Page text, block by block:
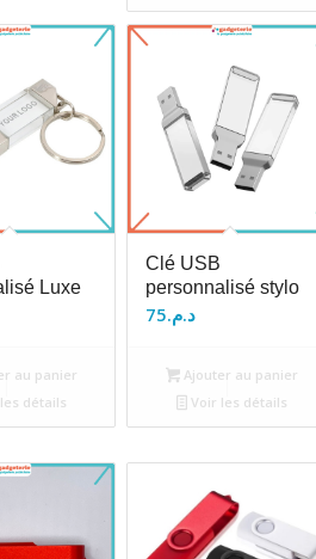
Luxe
au panier
détails
Clé USB
personnalisé stylo
د.م.75
Ajouter au panier
Voir les détails